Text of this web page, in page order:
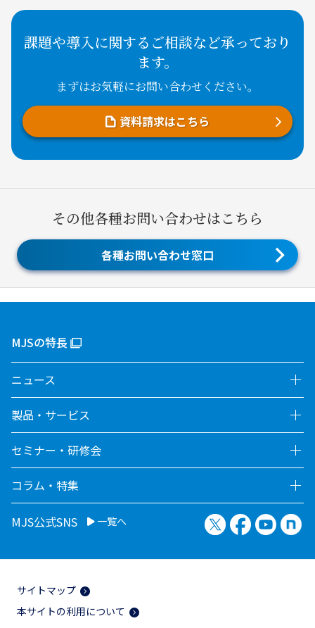
課題や導入に関するご相談など承っており
ます。
まずはお気軽にお問い合わせください。
資料請求はこちら
その他各種お問い合わせはこちら
各種お問い合わせ窓口
MJSの特長
ニュース
製品・サービス
セミナー・研修会
コラム・特集
MJS公式SNS 一覧へ X（旧Twitter）
Facebook
サイトマップ
本サイトの利用について